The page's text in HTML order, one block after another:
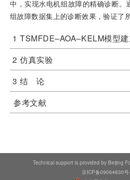
中，实现水电机组故障的精确诊断。
组故障数据集上的诊断效果，验证了
1 TSMFDE–AOA–KELM模型
2 仿真实验
3 结 论
参考文献
Technical support is provided by Beijing
京ICP备09064830号